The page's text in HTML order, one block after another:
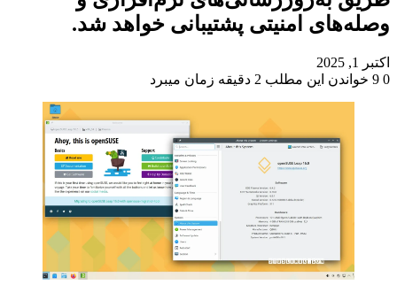
وصله‌های امنیتی پشتیبانی خواهد شد.
اکتبر 1, 2025
0
خواندن این مطلب 2 دقیقه زمان میبرد